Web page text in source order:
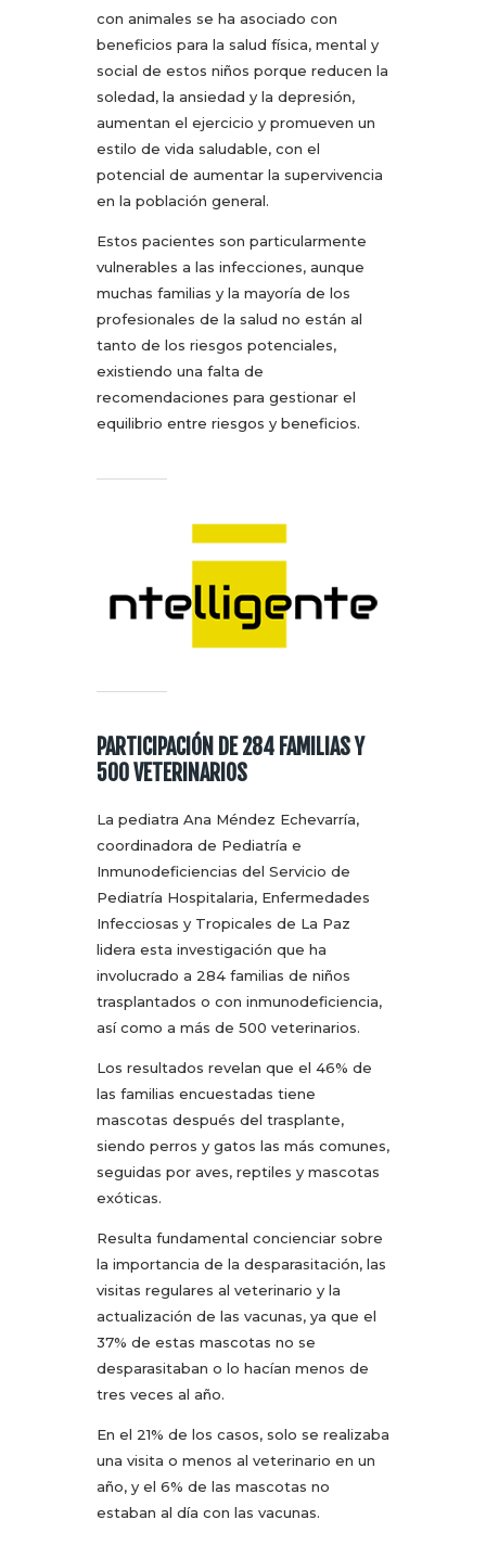
con animales se ha asociado con
beneficios para la salud física, mental y
social de estos niños porque reducen la
soledad, la ansiedad y la depresión,
aumentan el ejercicio y promueven un
estilo de vida saludable, con el
potencial de aumentar la supervivencia
en la población general.
Estos pacientes son particularmente
vulnerables a las infecciones, aunque
muchas familias y la mayoría de los
profesionales de la salud no están al
tanto de los riesgos potenciales,
existiendo una falta de
recomendaciones para gestionar el
equilibrio entre riesgos y beneficios.
PARTICIPACIÓN DE 284 FAMILIAS Y
500 VETERINARIOS
La pediatra Ana Méndez Echevarría,
coordinadora de Pediatría e
Inmunodeficiencias del Servicio de
Pediatría Hospitalaria, Enfermedades
Infecciosas y Tropicales de La Paz
lidera esta investigación que ha
involucrado a 284 familias de niños
trasplantados o con inmunodeficiencia,
así como a más de 500 veterinarios.
Los resultados revelan que el 46% de
las familias encuestadas tiene
mascotas después del trasplante,
siendo perros y gatos las más comunes,
seguidas por aves, reptiles y mascotas
exóticas.
Resulta fundamental concienciar sobre
la importancia de la desparasitación, las
visitas regulares al veterinario y la
actualización de las vacunas, ya que el
37% de estas mascotas no se
desparasitaban o lo hacían menos de
tres veces al año.
En el 21% de los casos, solo se realizaba
una visita o menos al veterinario en un
año, y el 6% de las mascotas no
estaban al día con las vacunas.